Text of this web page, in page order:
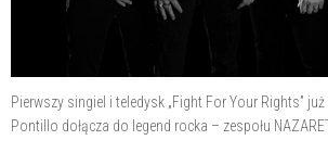
Pierwszy singiel i teledysk „Fight For Your Rights”
Pontillo dołącza do legend rocka – zespołu